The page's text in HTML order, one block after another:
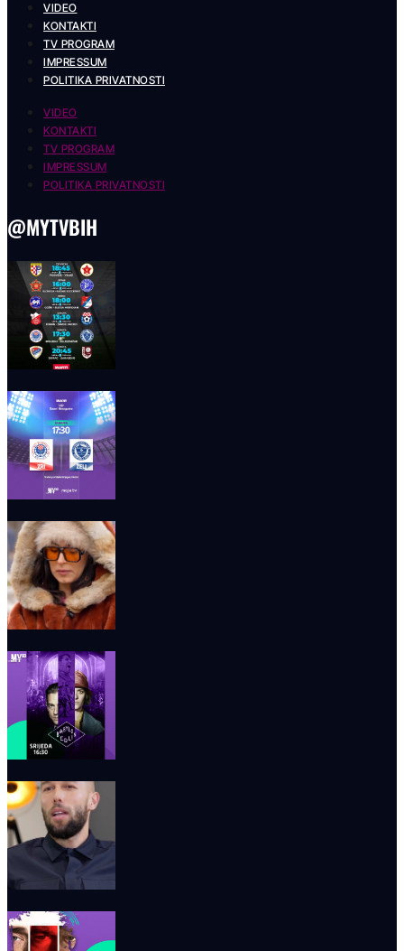
VIDEO
KONTAKTI
TV PROGRAM
IMPRESSUM
POLITIKA PRIVATNOSTI
VIDEO
KONTAKTI
TV PROGRAM
IMPRESSUM
POLITIKA PRIVATNOSTI
@MYTVBIH